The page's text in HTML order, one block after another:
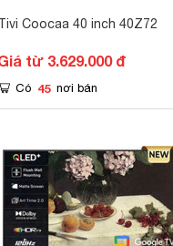
Coocaa 40 inch 40Z72
từ 3.629.000 đ
Có 45 nơi bán